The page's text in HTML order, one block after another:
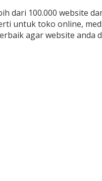
dari 100.000 website
untuk toko online,
agar website anda